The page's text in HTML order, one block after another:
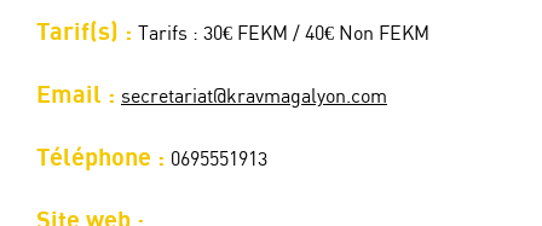
Tarif(s) : Tarifs : 30€ FEKM / 40€ Non FEKM
Email : secretariat@kravmagalyon.com
Téléphone : 0695551913